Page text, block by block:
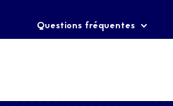
Questions fréquentes